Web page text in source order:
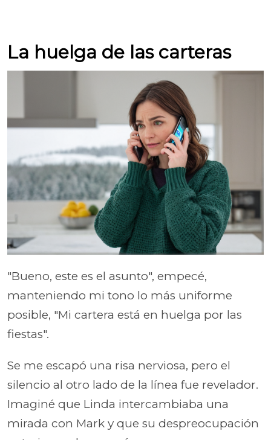
La huelga de las carteras
"Bueno, este es el asunto", empecé,
manteniendo mi tono lo más uniforme
posible, "Mi cartera está en huelga por las
fiestas".
Se me escapó una risa nerviosa, pero el
silencio al otro lado de la línea fue revelador.
Imaginé que Linda intercambiaba una
mirada con Mark y que su despreocupación